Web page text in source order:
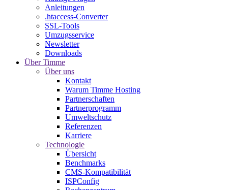
Anleitungen
.htaccess-Converter
SSL-Tools
Umzugsservice
Newsletter
Downloads
Über Timme
Über uns
Kontakt
Warum Timme Hosting
Partnerschaften
Partnerprogramm
Umweltschutz
Referenzen
Karriere
Technologie
Übersicht
Benchmarks
CMS-Kompatibilität
ISPConfig